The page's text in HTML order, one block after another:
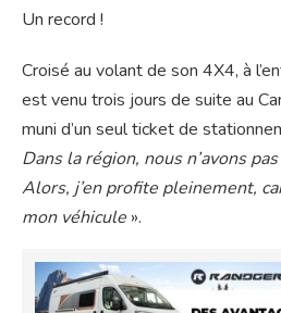
Un record !
Croisé au volant de son 4X4, à
est venu trois jours de suite au
muni d’un seul ticket de
Dans la région, nous n’avons
Alors, j’en profite pleinement,
mon véhicule ».